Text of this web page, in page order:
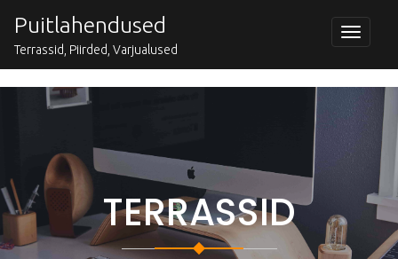
content
Toggle
Puitlahendused
Terrassid, Piirded, Varjualused
TERRASSID